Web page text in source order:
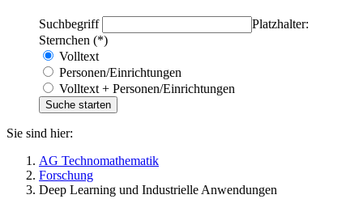
Suchbegriff
Platzhalter:
Sternchen (*)
Volltext
Personen/Einrichtungen
Volltext + Personen/Einrichtungen
Sie sind hier:
AG Technomathematik
Forschung
Deep Learning und Industrielle Anwendungen